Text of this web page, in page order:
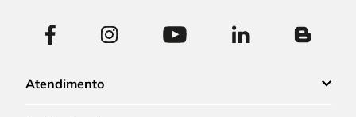
Atendimento